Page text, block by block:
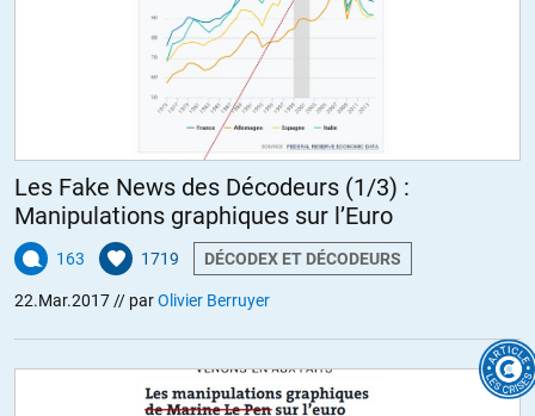
Les Fake News des Décodeurs (1/3) :
Manipulations graphiques sur l’Euro
163 1719 DÉCODEX ET DÉCODEURS
22.Mar.2017// parOlivier Berruyer